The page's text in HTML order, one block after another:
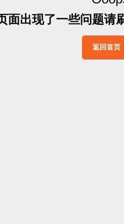
面出现了一些问题请
返回首页